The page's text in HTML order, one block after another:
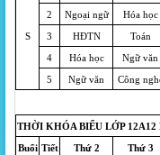
S
2
Ngoại ngữ Hóa học
3
HĐTN Toán
4
Hóa học Ngữ văn
5
Ngữ văn Công
THỜI KHÓA BIỂU LỚP 12A12
Buổi Tiết Thứ 2 Thứ 3